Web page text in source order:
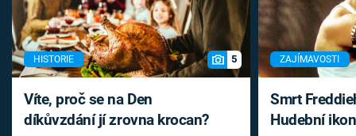
HISTORIE 5
Víte, proč se na Den
díkůvzdání jí zrovna krocan?
ZAJÍMAVOSTI
Smrt
Hudební